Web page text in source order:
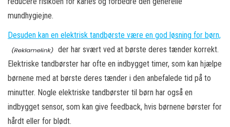
mundhygiejne.
Desuden kan en elektrisk tandbørste være en god løsning for børn,
der har svært ved at børste deres tænder korrekt.
Elektriske tandbørster har ofte en indbygget timer, som kan hjælpe
børnene med at børste deres tænder i den anbefalede tid på to
minutter. Nogle elektriske tandbørster til børn har også en
indbygget sensor, som kan give feedback, hvis børnene børster for
hårdt eller for blødt.